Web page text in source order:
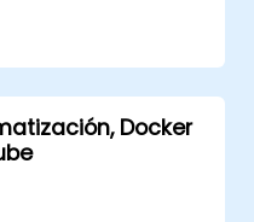
Docker